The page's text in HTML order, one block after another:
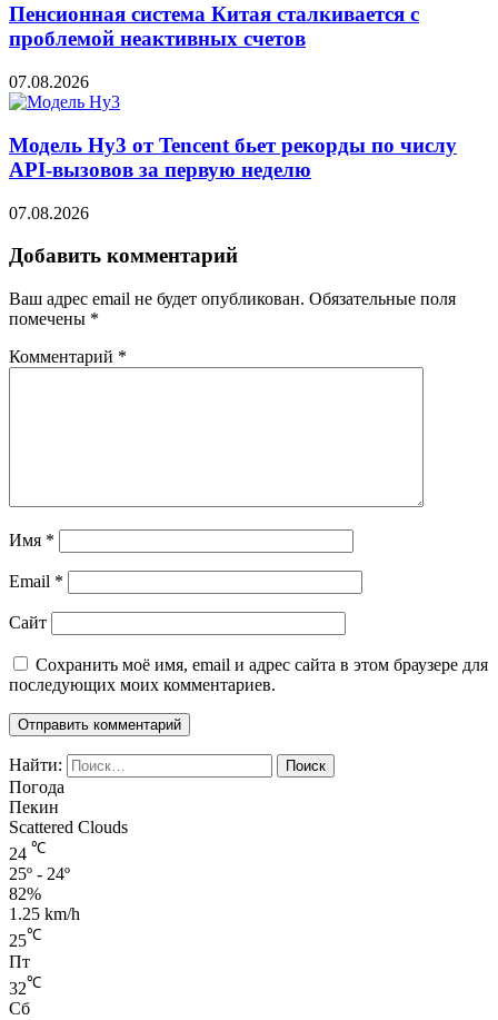
Пенсионная система Китая сталкивается с
проблемой неактивных счетов
07.08.2026
Модель Hy3 от Tencent бьет рекорды по числу
API-вызовов за первую неделю
07.08.2026
Добавить комментарий
Ваш адрес email не будет опубликован. Обязательные поля
помечены *
Комментарий *
Имя *
Email *
Сайт
Сохранить моё имя, email и адрес сайта в этом браузере для
последующих моих комментариев.
Найти:
Погода
Пекин
Scattered Clouds
24 ℃
25º - 24º
82%
1.25 km/h
25℃
Пт
32℃
Сб